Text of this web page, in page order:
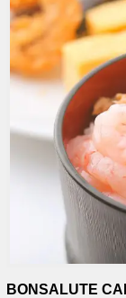
BONSALUTE